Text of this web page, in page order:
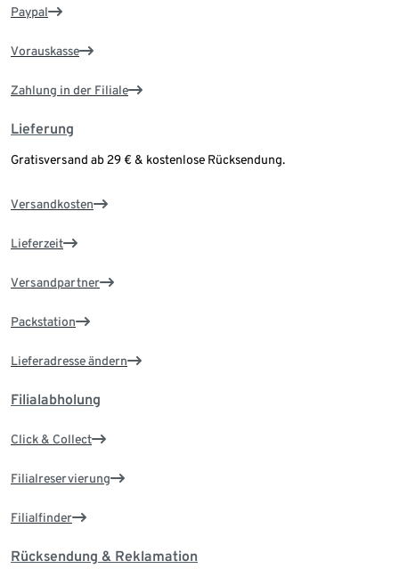
Paypal
Vorauskasse
Zahlung in der Filiale
Lieferung
Gratisversand ab 29 € & kostenlose Rücksendung.
Versandkosten
Lieferzeit
Versandpartner
Packstation
Lieferadresse ändern
Filialabholung
Click & Collect
Filialreservierung
Filialfinder
Rücksendung & Reklamation